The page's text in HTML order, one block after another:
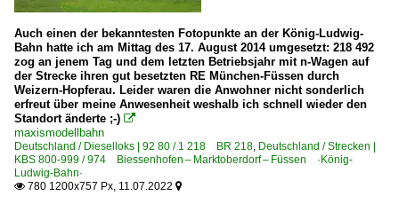
Personenwagen | Steuerwagen
Doppelstock-Steuerwagen 4. Generation 763-767, 785
Steuerwagen Bauart Karlsruhe 'Silberling'
Regionalzüge (Bundesländer)
Bayern
Auch einen der bekanntesten Fotopunkte an der König-Ludwig-
Bahn hatte ich am Mittag des 17. August 2014 umgesetzt: 218 492
zog an jenem Tag und dem letzten Betriebsjahr mit n-Wagen auf
der Strecke ihren gut besetzten RE München-Füssen durch
Weizern-Hopferau. Leider waren die Anwohner nicht sonderlich
erfreut über meine Anwesenheit weshalb ich schnell wieder den
Standort änderte ;-) 
maxismodellbahn
Deutschland / Dieselloks | 92 80 / 1 218 BR 218, Deutschland / Strecken |
KBS 800-999 / 974 Biessenhofen – Marktoberdorf – Füssen ·König-
Ludwig-Bahn·
 780 1200x757 Px, 11.07.2022 